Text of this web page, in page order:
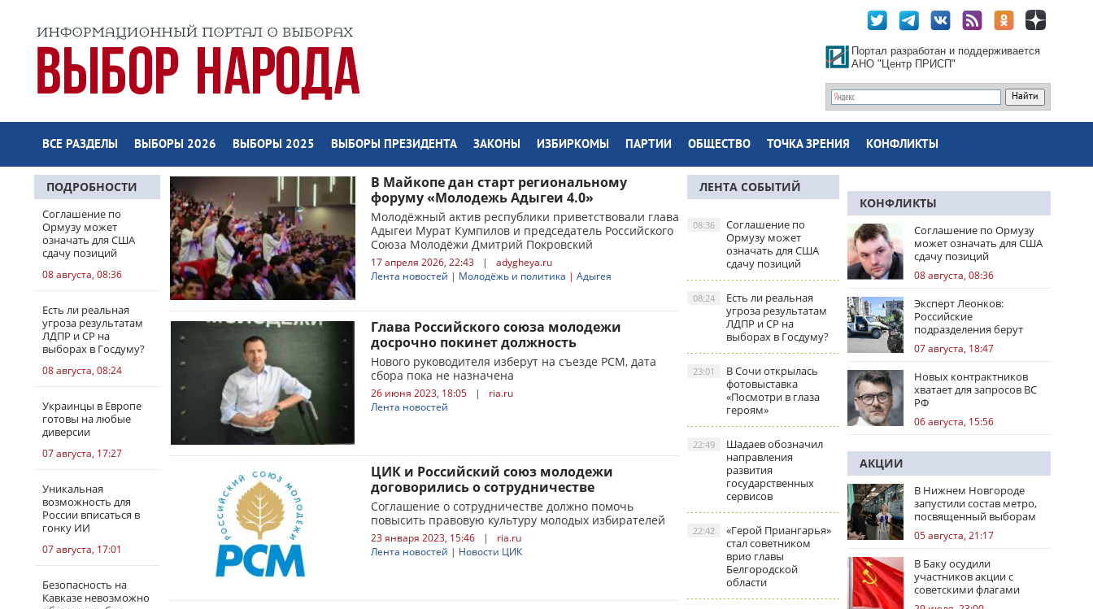
Портал разработан и поддерживается
АНО "Центр ПРИСП"
ВСЕ РАЗДЕЛЫ ВЫБОРЫ 2026 ВЫБОРЫ 2025 ВЫБОРЫ ПРЕЗИДЕНТА ЗАКОНЫ ИЗБИРКОМЫ ПАРТИИ ОБЩЕСТВО ТОЧКА ЗРЕНИЯ КОНФЛИКТЫ
ПОДРОБНОСТИ
Соглашение по
Ормузу может
означать для США
сдачу позиций
08 августа, 08:36
Есть ли реальная
угроза результатам
ЛДПР и СР на
выборах в Госдуму?
08 августа, 08:24
Украинцы в Европе
готовы на любые
диверсии
07 августа, 17:27
Уникальная
возможность для
России вписаться в
гонку ИИ
07 августа, 17:01
Безопасность на
Кавказе невозможно
В Майкопе дан старт региональному
форуму «Молодежь Адыгеи 4.0»
Молодёжный актив республики приветствовали глава
Адыгеи Мурат Кумпилов и председатель Российского
Союза Молодёжи Дмитрий Покровский
17 апреля 2026, 22:43 |
adygheya.ru
Лента новостей | Молодёжь и политика | Адыгея
Глава Российского союза молодежи
досрочно покинет должность
Нового руководителя изберут на съезде РСМ, дата
сбора пока не назначена
26 июня 2023, 18:05 |
ria.ru
Лента новостей
ЦИК и Российский союз молодежи
договорились о сотрудничестве
Соглашение о сотрудничестве должно помочь
повысить правовую культуру молодых избирателей
23 января 2023, 15:46 |
ria.ru
Лента новостей | Новости ЦИК
ЛЕНТА СОБЫТИЙ
Соглашение по
Ормузу может
означать для США
сдачу позиций
08:36
Есть ли реальная
угроза результатам
ЛДПР и СР на
выборах в Госдуму?
08:24
В Сочи открылась
фотовыставка
«Посмотри в глаза
героям»
23:01
Шадаев обозначил
направления
развития
государственных
сервисов
22:49
«Герой Приангарья»
стал советником
врио главы
Белгородской
области
22:42
КОНФЛИКТЫ
Соглашение по Ормузу
может означать для США
сдачу позиций
08 августа, 08:36
Эксперт Леонков:
Российские
подразделения берут
Доброполье в клещи
07 августа, 18:47
Новых контрактников
хватает для запросов ВС
РФ
06 августа, 15:56
АКЦИИ
В Нижнем Новгороде
запустили состав метро,
посвященный выборам
05 августа, 21:17
В Баку осудили
участников акции с
советскими флагами